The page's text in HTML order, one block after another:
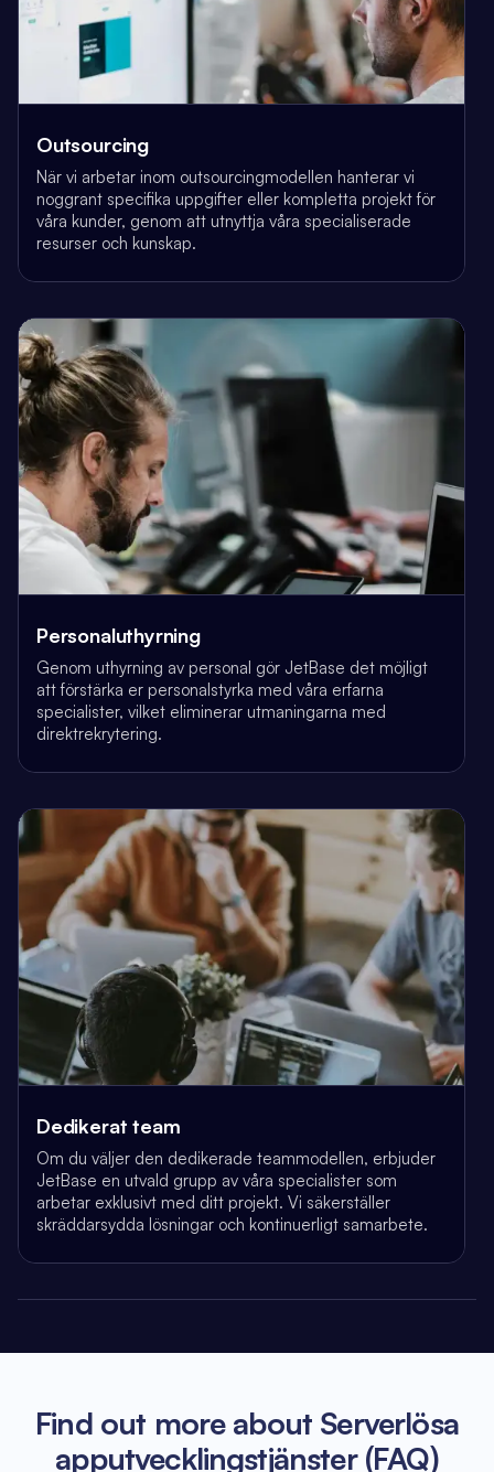
Outsourcing
När vi arbetar inom outsourcingmodellen hanterar vi
noggrant specifika uppgifter eller kompletta projekt för
våra kunder, genom att utnyttja våra specialiserade
resurser och kunskap.
Personaluthyrning
Genom uthyrning av personal gör JetBase det möjligt
att förstärka er personalstyrka med våra erfarna
specialister, vilket eliminerar utmaningarna med
direktrekrytering.
Dedikerat team
Om du väljer den dedikerade teammodellen, erbjuder
JetBase en utvald grupp av våra specialister som
arbetar exklusivt med ditt projekt. Vi säkerställer
skräddarsydda lösningar och kontinuerligt samarbete.
Find out more about Serverlösa
apputvecklingstjänster (FAQ)